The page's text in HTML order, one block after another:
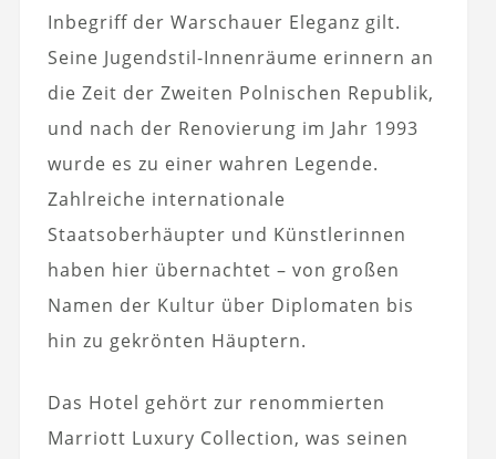
Inbegriff der Warschauer Eleganz gilt.
Seine Jugendstil-Innenräume erinnern an
die Zeit der Zweiten Polnischen Republik,
und nach der Renovierung im Jahr 1993
wurde es zu einer wahren Legende.
Zahlreiche internationale
Staatsoberhäupter und Künstlerinnen
haben hier übernachtet – von großen
Namen der Kultur über Diplomaten bis
hin zu gekrönten Häuptern.
Das Hotel gehört zur renommierten
Marriott Luxury Collection, was seinen